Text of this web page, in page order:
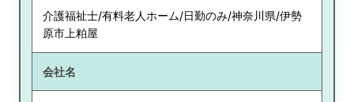
介護福祉士/有料老人ホーム/日勤のみ/神奈川県/伊勢
原市上粕屋
会社名